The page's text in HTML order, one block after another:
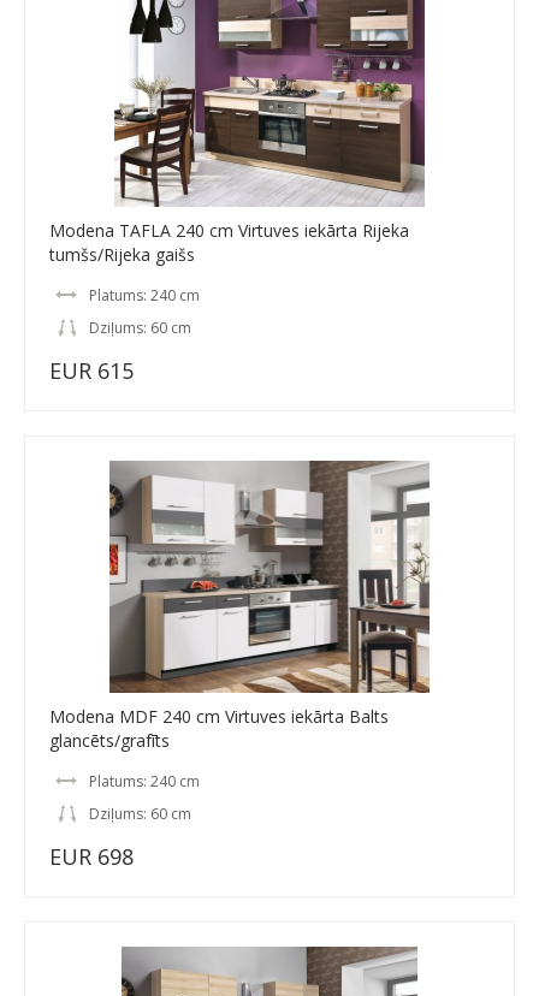
Modena TAFLA 240 cm Virtuves iekārta Rijeka
tumšs/Rijeka gaišs
Platums: 240 cm
Dziļums: 60 cm
EUR 615
Modena MDF 240 cm Virtuves iekārta Balts
glancēts/grafīts
Platums: 240 cm
Dziļums: 60 cm
EUR 698